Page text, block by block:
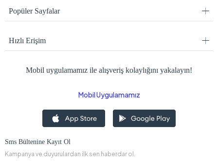
Popüler Sayfalar
Hızlı Erişim
Mobil uygulamamız ile alışveriş kolaylığını yakalayın!
Mobil Uygulamamız
Sms Bültenine Kayıt Ol
Kampanya ve duyurulardan ilk sen haberdar ol.